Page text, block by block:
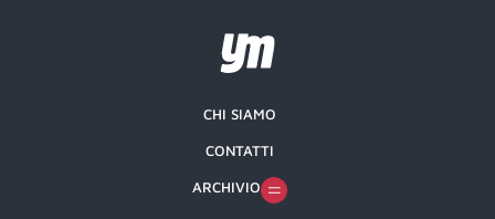
CHI SIAMO
CONTATTI
ARCHIVIO